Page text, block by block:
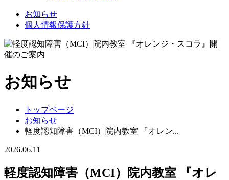
お知らせ
個人情報保護方針
お知らせ
トップページ
お知らせ
軽度認知障害（MCI）院内教室 『オレン...
2026.06.11
軽度認知障害（MCI）院内教室 『オレ